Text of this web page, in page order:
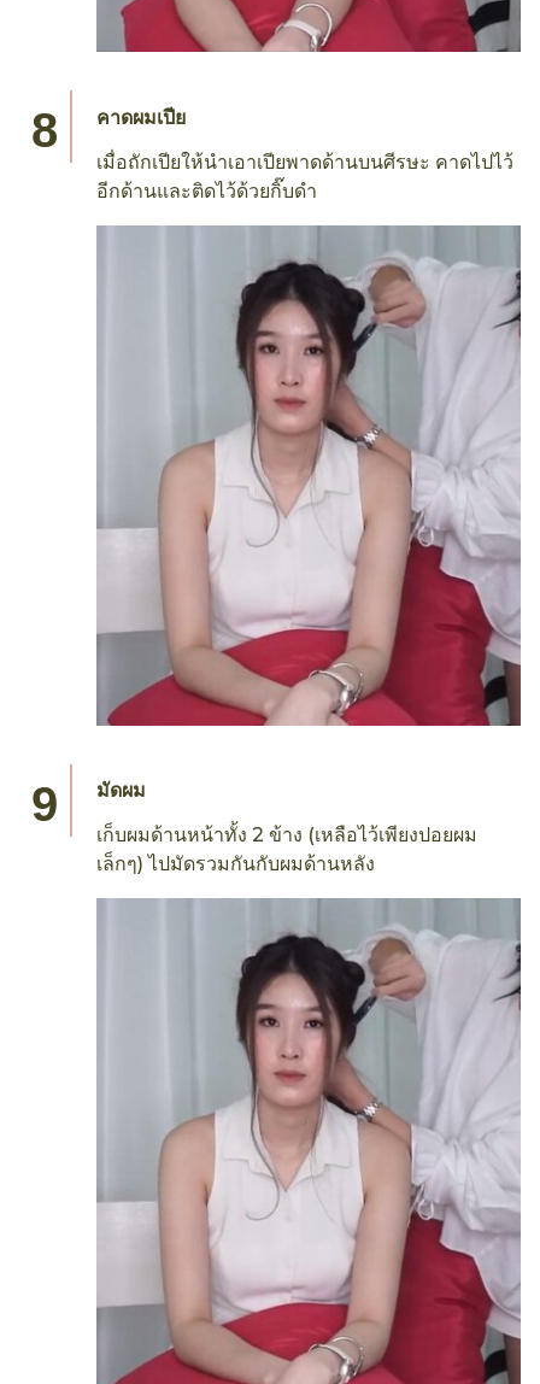
คาดผมเปีย
เมื่อถักเปียให้นำเอาเปียพาดด้านบนศีรษะ คาดไปไว้
อีกด้านและติดไว้ด้วยกิ๊บดำ
มัดผม
เก็บผมด้านหน้าทั้ง 2 ข้าง (เหลือไว้เพียงปอยผม
เล็กๆ) ไปมัดรวมกันกับผมด้านหลัง